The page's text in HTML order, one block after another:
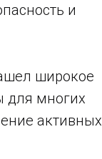
и
широкое
для многих
активных